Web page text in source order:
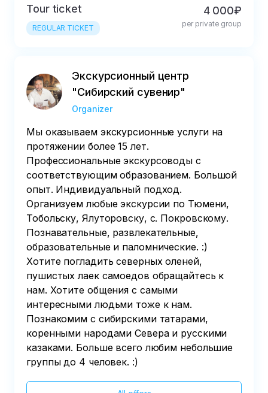
Tour ticket
REGULAR TICKET
4 000₽
per private group
Экскурсионный центр
"Сибирский сувенир"
Organizer
Мы оказываем экскурсионные услуги на
протяжении более 15 лет.
Профессиональные экскурсоводы с
соответствующим образованием. Большой
опыт. Индивидуальный подход.
Организуем любые экскурсии по Тюмени,
Тобольску, Ялуторовску, с. Покровскому.
Познавательные, развлекательные,
образовательные и паломнические. :)
Хотите погладить северных оленей,
пушистых лаек самоедов обращайтесь к
нам. Хотите общения с самыми
интересными людьми тоже к нам.
Познакомим с сибирскими татарами,
коренными народами Севера и русскими
казаками. Больше всего любим небольшие
группы до 4 человек. :)